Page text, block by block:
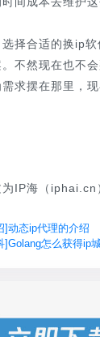
合适的换ip软
不然现在也不
求摆在那里，
为IP海（iphai.cn
]动态ip代理的介绍
]Golang怎么获得ip